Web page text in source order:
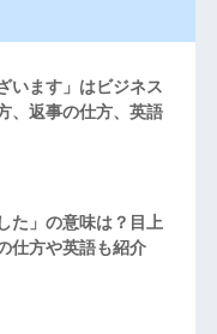
います」はビジネス
、返事の仕方、英語
た」の意味は？目上
仕方や英語も紹介